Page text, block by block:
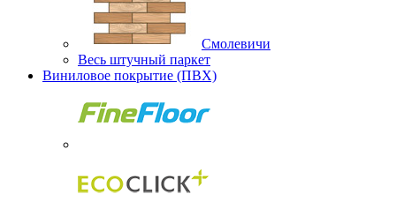
Смолевичи
Весь штучный паркет
Виниловое покрытие (ПВХ)